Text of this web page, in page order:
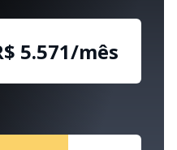
5.571/mês